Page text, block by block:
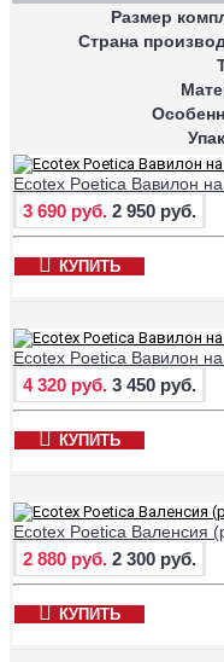
Размер
Страна
Ecotex Poetica Вавилон
3 690 руб. 2 950 руб.
КУПИТЬ
Ecotex Poetica Вавилон
4 320 руб. 3 450 руб.
КУПИТЬ
Ecotex Poetica Валенсия
2 880 руб. 2 300 руб.
КУПИТЬ